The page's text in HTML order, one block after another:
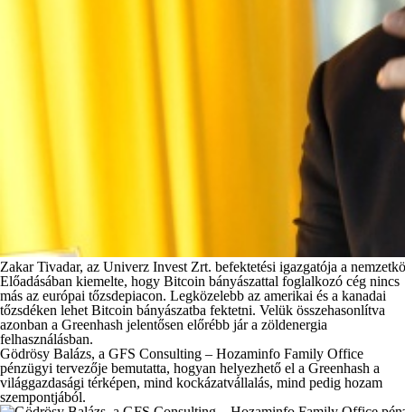
Zakar Tivadar, az Univerz Invest Zrt. befektetési igazgatója a
Előadásában kiemelte, hogy Bitcoin bányászattal foglalkozó cég nincs
más az európai tőzsdepiacon. Legközelebb az amerikai és a kanadai
tőzsdéken lehet Bitcoin bányászatba fektetni. Velük összehasonlítva
azonban a Greenhash jelentősen előrébb jár a zöldenergia
felhasználásban.
Gödrösy Balázs, a GFS Consulting – Hozaminfo Family Office
pénzügyi tervezője bemutatta, hogyan helyezhető el a Greenhash a
világgazdasági térképen, mind kockázatvállalás, mind pedig hozam
szempontjából.